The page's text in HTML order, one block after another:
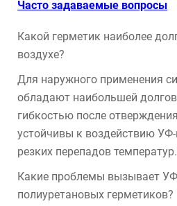
Часто задаваемые вопросы
Какой герметик наиболее
воздухе?
Для наружного применения
обладают наибольшей
гибкостью после
устойчивы к воздействию УФ-
резких перепадов температур.
Какие проблемы вызывает
полиуретановых герметиков?